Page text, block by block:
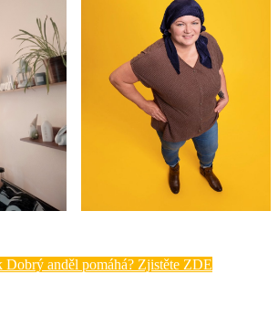
Dobrý anděl pomáhá? Zjistěte ZDE